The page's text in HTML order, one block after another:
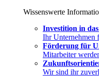
Wissenswerte
Investition in
Ihr Unternehmen
Förderung für
Mitarbeiter
Wir sind ihr